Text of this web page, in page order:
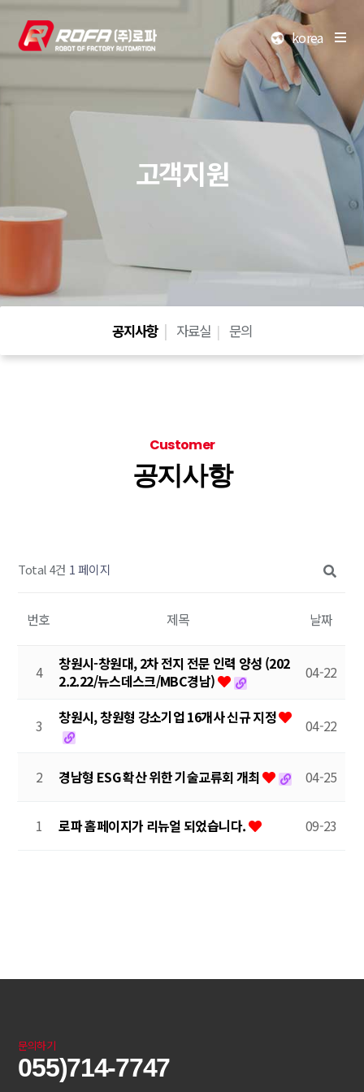
korea
고객지원
공지사항 자료실 문의
Customer
공지사항
Total 4건 1 페이지
번호 제목 날짜
4
창원시-창원대, 2차 전지 전문 인력 양성 (202
2.2.22/뉴스데스크/MBC경남)
04-22
3 창원시, 창원형 강소기업 16개사 신규 지정 04-22
2 경남형 ESG 확산 위한 기술교류회 개최 04-25
1 로파 홈페이지가 리뉴얼 되었습니다. 09-23
문의하기
055)714-7747